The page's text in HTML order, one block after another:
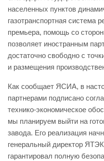
населенных пунктов
газотранспортная система
премьера, помощь со
позволяет иностранным
достаточно свободно с
и размещения
Как сообщает ЯСИА, в
партнерами подписано
технико-экономическое
мы планируем выйти на
завода. Его реализация
генеральный директор
гарантировал полную